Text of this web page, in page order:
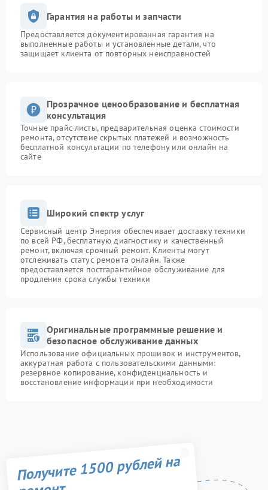
Гарантия на работы и запчасти
Предоставляется документированная гарантия на
выполненные работы и установленные детали, что
защищает клиента от повторных неисправностей
Прозрачное ценообразование и бесплатная
консультация
Точные прайс-листы, предварительная оценка стоимости
ремонта, отсутствие скрытых платежей и возможность
бесплатной консультации по телефону или онлайн на
сайте
Широкий спектр услуг
Сервисный центр Энергия обеспечивает доставку техники
по всей РФ, бесплатную диагностику и качественный
ремонт, включая срочный ремонт. Клиенты могут
отслеживать статус ремонта онлайн. Также
предоставляется постгарантийное обслуживание для
продления срока службы техники
Оригинальные программные решение и
безопасное обслуживание данных
Использование официальных прошивок и инструментов,
аккуратная работа с пользовательскими данными:
резервное копирование, конфиденциальность и
восстановление информации при необходимости
Получите 1500 рублей на